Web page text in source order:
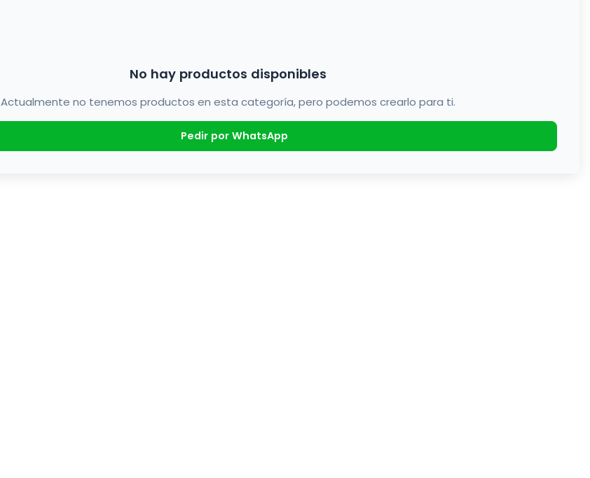
No hay productos disponibles
Actualmente no tenemos productos en esta categoría, pero podemos crearlo para ti.
Pedir por WhatsApp